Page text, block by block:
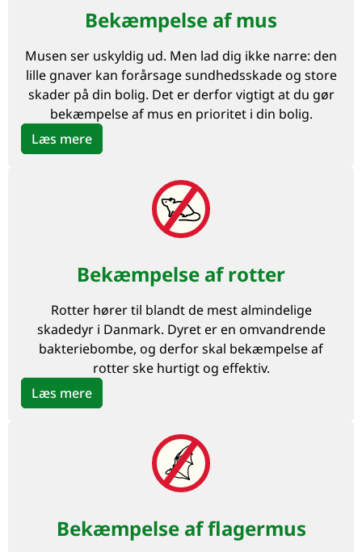
Bekæmpelse af mus
Musen ser uskyldig ud. Men lad dig ikke narre: den
lille gnaver kan forårsage sundhedsskade og store
skader på din bolig. Det er derfor vigtigt at du gør
bekæmpelse af mus en prioritet i din bolig.
Læs mere
Bekæmpelse af rotter
Rotter hører til blandt de mest almindelige
skadedyr i Danmark. Dyret er en omvandrende
bakteriebombe, og derfor skal bekæmpelse af
rotter ske hurtigt og effektiv.
Læs mere
Bekæmpelse af flagermus